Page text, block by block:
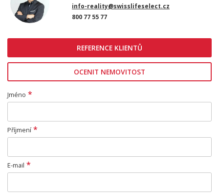
info-reality@swisslifeselect.cz
800 77 55 77
REFERENCE KLIENTŮ
OCENIT NEMOVITOST
Jméno *
Příjmení *
E-mail *